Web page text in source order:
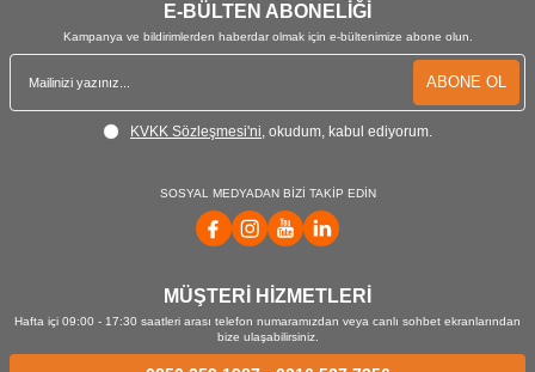
E-BÜLTEN ABONELİĞİ
Kampanya ve bildirimlerden haberdar olmak için e-bültenimize abone olun.
ABONE OL
KVKK Sözleşmesi'ni , okudum, kabul ediyorum.
SOSYAL MEDYADAN BİZİ TAKİP EDİN
MÜŞTERİ HİZMETLERİ
Hafta içi 09:00 - 17:30 saatleri arası telefon numaramızdan veya canlı sohbet ekranlarından
bize ulaşabilirsiniz.